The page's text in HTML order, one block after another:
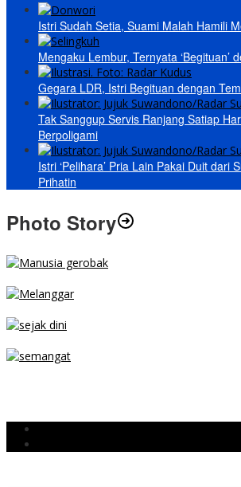
Istri Sudah Setia, Suami Malah Hamili
Mengaku Lembur, Ternyata ‘Begituan’
Gegara LDR, Istri Begituan dengan
Tak Sanggup Servis Ranjang Satiap
Berpoligami
Istri ‘Pelihara’ Pria Lain Pakai Duit dari
Prihatin
Photo Story